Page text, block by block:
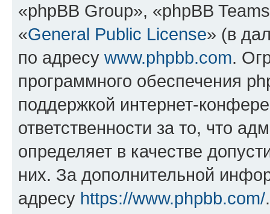
«phpBB Group», «phpBB
«General Public License» (в
по адресу www.phpbb.com.
программного обеспечения
поддержкой интернет-
ответственности за то, что
определяет в качестве
них. За дополнительной
адресу https://www.phpbb.com/.